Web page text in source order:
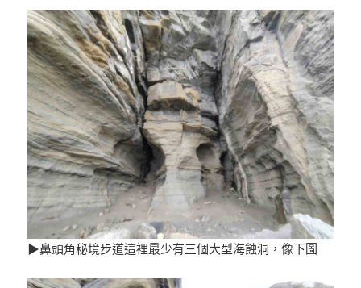
▶鼻頭角秘境步道這裡最少有三個大型海蝕洞，像下圖